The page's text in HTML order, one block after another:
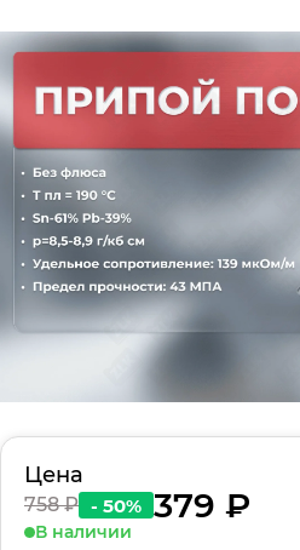
Цена
758 ₽ - 50% 379 ₽
В наличии